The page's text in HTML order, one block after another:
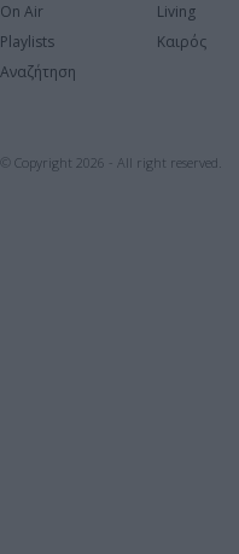
On Air
Playlists
Αναζήτηση
Living
Καιρός
© Copyright 2026 - All right reserved.